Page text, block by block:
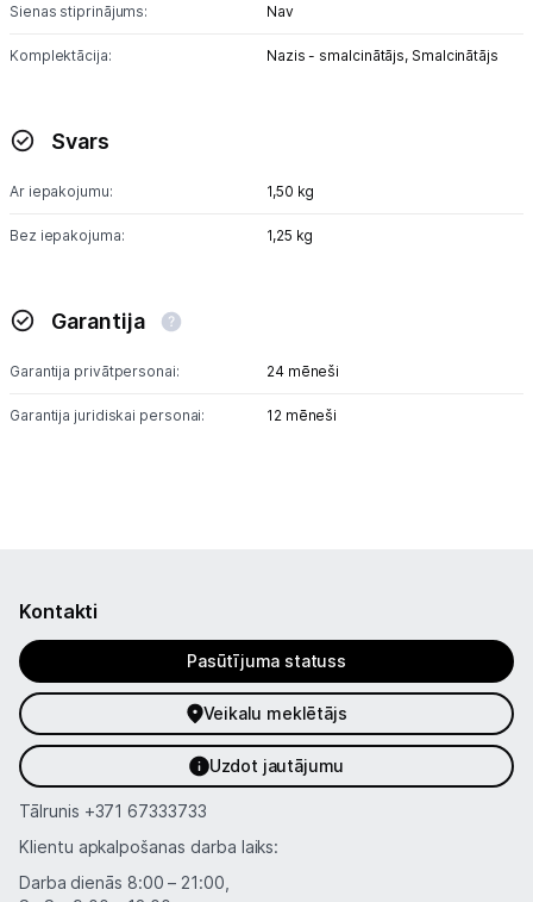
Blogs
Uzņēmumiem
Tet pakalpojumi
Sienas stiprinājums: Nav
Komplektācija: Nazis - smalcinātājs, Smalcinātājs
Svars
Ar iepakojumu: 1,50 kg
Bez iepakojuma: 1,25 kg
Garantija
Garantija privātpersonai: 24 mēneši
Garantija juridiskai personai: 12 mēneši
Kontakti
Pasūtījuma statuss
Veikalu meklētājs
Uzdot jautājumu
Tālrunis +371 67333733
Klientu apkalpošanas darba laiks:
Darba dienās 8:00 – 21:00,